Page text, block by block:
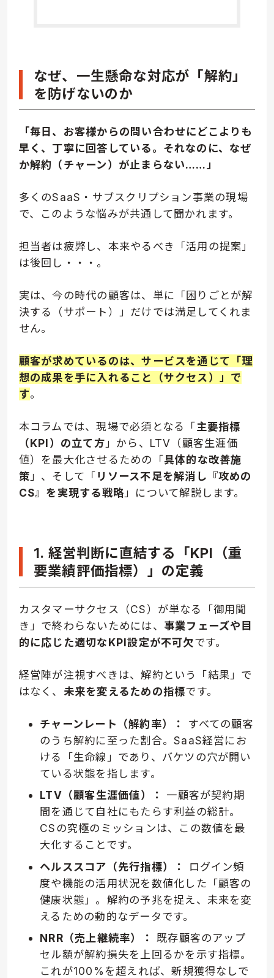
なぜ、一生懸命な対応が「解約」
を防げないのか
「毎日、お客様からの問い合わせにどこよりも
早く、丁寧に回答している。それなのに、なぜ
か解約（チャーン）が止まらない……」
多くのSaaS・サブスクリプション事業の現場
で、このような悩みが共通して聞かれます。
担当者は疲弊し、本来やるべき「活用の提案」
は後回し・・・。
実は、今の時代の顧客は、単に「困りごとが解
決する（サポート）」だけでは満足してくれま
せん。
顧客が求めているのは、サービスを通じて「理
想の成果を手に入れること（サクセス）」で
す。
本コラムでは、現場で必須となる「主要指標
（KPI）の立て方 」から、LTV（顧客生涯価
値）を最大化させるための「具体的な改善施
策 」、そして「リソース不足を解消し『攻めの
CS』を実現する戦略 」について解説します。
1. 経営判断に直結する「KPI（重
要業績評価指標）」の定義
カスタマーサクセス（CS）が単なる「御用聞
き」で終わらないためには、 事業フェーズや目
的に応じた適切なKPI設定が不可欠です。
経営陣が注視すべきは、解約という「結果」で
はなく、 未来を変えるための指標です。
チャーンレート（解約率）：
すべての顧客
のうち解約に至った割合。SaaS経営にお
ける「生命線」であり、バケツの穴が開い
ている状態を指します。
LTV（顧客生涯価値）：
一顧客が契約期
間を通じて自社にもたらす利益の総計。
CSの究極のミッションは、この数値を最
大化することです。
ヘルススコア（先行指標）：
ログイン頻
度や機能の活用状況を数値化した「顧客の
健康状態」。解約の予兆を捉え、未来を変
えるための動的なデータです。
NRR（売上継続率）：
既存顧客のアップ
セル額が解約損失を上回るかを示す指標。
これが100%を超えれば、新規獲得なしで